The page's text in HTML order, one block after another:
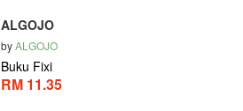
ALGOJO
byALGOJO
Buku Fixi
RM 11.35